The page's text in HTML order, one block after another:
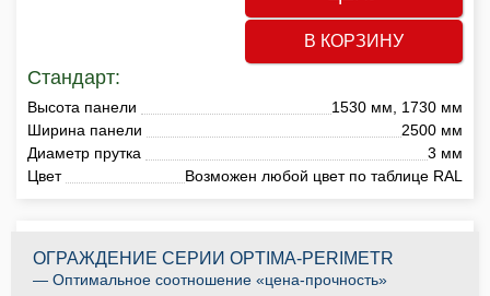
В КОРЗИНУ
Стандарт:
Высота панели
1530 мм, 1730 мм
Ширина панели
2500 мм
Диаметр прутка
3 мм
Цвет
Возможен любой цвет по таблице RAL
ОГРАЖДЕНИЕ СЕРИИ OPTIMA-PERIMETR
— Оптимальное соотношение «цена-прочность»